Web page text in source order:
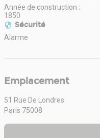
Année de construction :
1850
Sécurité
Alarme
Emplacement
51 Rue De Londres
Paris 75008